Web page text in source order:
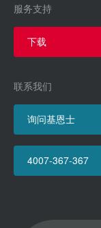
服务支持
下载
联系我们
询问基恩士
4007-367-367